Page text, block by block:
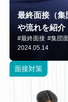
最終面接（集
や流れを紹介
#最終面接 #集団
2024.05.14
面接対策